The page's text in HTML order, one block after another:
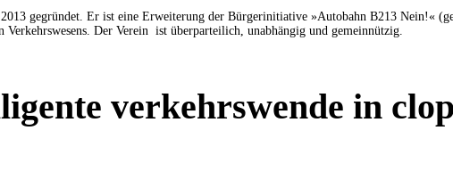
gegründet. Er ist eine Erweiterung der Bürgerinitiative »Autobahn B213 Nein!«
Der Verein ist überparteilich, unabhängig und gemeinnützig.
verkehrswende in